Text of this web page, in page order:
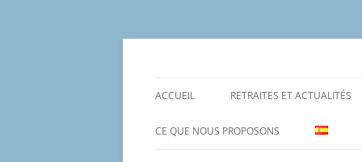
Aller
ACCUEIL RETRAITES ET ACTUALITÉS
CE QUE NOUS PROPOSONS